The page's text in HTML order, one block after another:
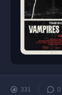
331 0